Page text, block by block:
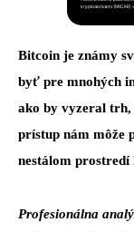
Bitcoin je známy
byť pre mnohých
ako by vyzeral trh,
prístup nám môže
nestálom
Profesionálna